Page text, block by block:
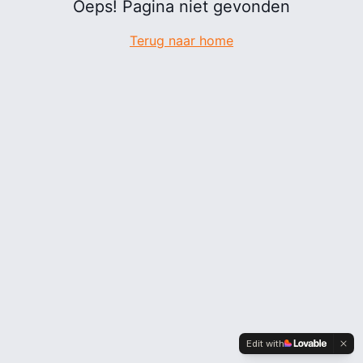
Oeps! Pagina niet gevonden
Terug naar home
Edit with